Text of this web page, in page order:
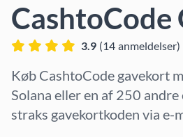
CashtoCode
3.9 (14 anmeldelser)
Køb CashtoCode gavekort
Solana eller en af 250
straks gavekortkoden via e-